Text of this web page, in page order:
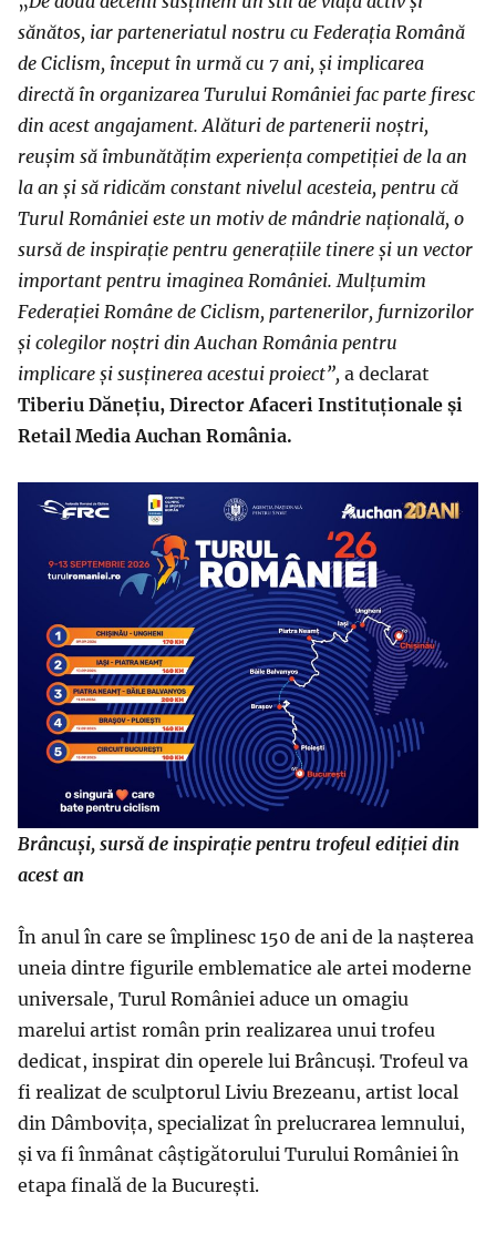
sănătos, iar parteneriatul nostru cu Federația Română
de Ciclism, început în urmă cu 7 ani, și implicarea
directă în organizarea Turului României fac parte firesc
din acest angajament. Alături de partenerii noștri,
reușim să îmbunătățim experiența competiției de la an
la an și să ridicăm constant nivelul acesteia, pentru că
Turul României este un motiv de mândrie națională, o
sursă de inspirație pentru generațiile tinere și un vector
important pentru imaginea României. Mulțumim
Federației Române de Ciclism, partenerilor, furnizorilor
și colegilor noștri din Auchan România pentru
implicare și susținerea acestui proiect”, a declarat
Tiberiu Dănețiu, Director Afaceri Instituționale și
Retail Media Auchan România.
Brâncuși, sursă de inspirație pentru trofeul ediției din
acest an
În anul în care se împlinesc 150 de ani de la nașterea
uneia dintre figurile emblematice ale artei moderne
universale, Turul României aduce un omagiu
marelui artist român prin realizarea unui trofeu
dedicat, inspirat din operele lui Brâncuși. Trofeul va
fi realizat de sculptorul Liviu Brezeanu, artist local
din Dâmbovița, specializat în prelucrarea lemnului,
și va fi înmânat câștigătorului Turului României în
etapa finală de la București.